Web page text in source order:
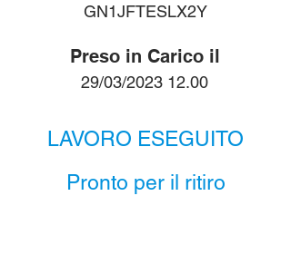
GN1JFTESLX2Y
Preso in Carico il
29/03/2023 12.00
LAVORO ESEGUITO
Pronto per il ritiro